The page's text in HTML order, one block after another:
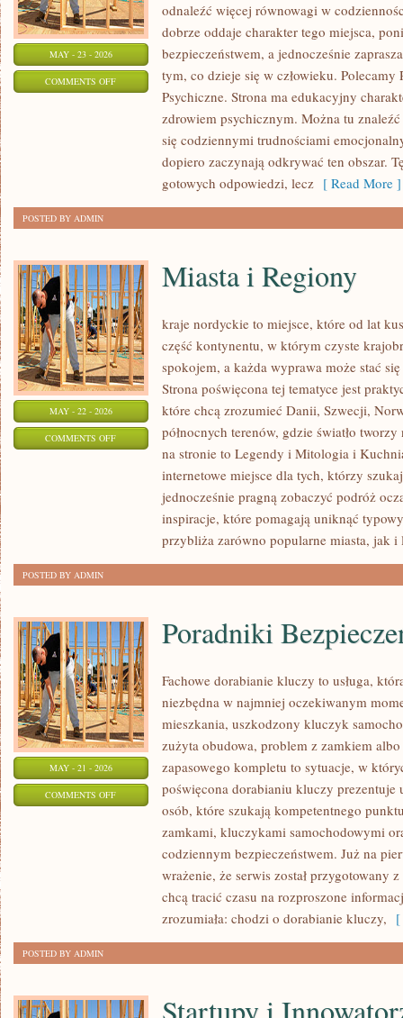
MAY - 23 - 2026
COMMENTS OFFON
PSYCHOLOGIA
CODZIENNOŚCI
odnaleźć więcej równowagi w
dobrze oddaje charakter tego miejsca,
bezpieczeństwem, a jednocześnie
tym, co dzieje się w człowieku.
Psychiczne. Strona ma edukacyjny
zdrowiem psychicznym. Można tu
się codziennymi trudnościami
dopiero zaczynają odkrywać ten obszar.
gotowych odpowiedzi, lecz [ Read More ]
POSTED BY ADMIN
MAY - 22 - 2026
COMMENTS OFFON
Miasta i Regiony
kraje nordyckie to miejsce, które od lat
część kontynentu, w którym czyste
spokojem, a każda wyprawa może stać
Strona poświęcona tej tematyce jest
które chcą zrozumieć Danii, Szwecji,
północnych terenów, gdzie światło
na stronie to Legendy i Mitologia i
internetowe miejsce dla tych, którzy
jednocześnie pragną zobaczyć podróż
inspiracje, które pomagają uniknąć
przybliża zarówno popularne miasta, jak i
POSTED BY ADMIN
MAY - 21 - 2026
COMMENTS OFFON
PORADNIKI
BEZPIECZEŃSTWA
Poradniki
Fachowe dorabianie kluczy to usługa,
niezbędna w najmniej oczekiwanym
mieszkania, uszkodzony kluczyk
zużyta obudowa, problem z zamkiem
zapasowego kompletu to sytuacje, w
poświęcona dorabianiu kluczy prezentuje
osób, które szukają kompetentnego
zamkami, kluczykami samochodowymi
codziennym bezpieczeństwem. Już na
wrażenie, że serwis został przygotowany
chcą tracić czasu na rozproszone
zrozumiała: chodzi o dorabianie kluczy, [
POSTED BY ADMIN